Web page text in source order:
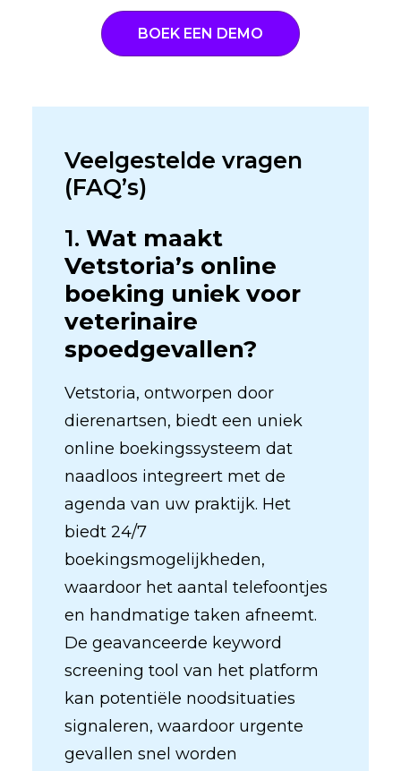
BOEK EEN DEMO
Veelgestelde vragen
(FAQ’s)
1. Wat maakt
Vetstoria’s online
boeking uniek voor
veterinaire
spoedgevallen?
Vetstoria, ontworpen door
dierenartsen, biedt een uniek
online boekingssysteem dat
naadloos integreert met de
agenda van uw praktijk. Het
biedt 24/7
boekingsmogelijkheden,
waardoor het aantal telefoontjes
en handmatige taken afneemt.
De geavanceerde keyword
screening tool van het platform
kan potentiële noodsituaties
signaleren, waardoor urgente
gevallen snel worden